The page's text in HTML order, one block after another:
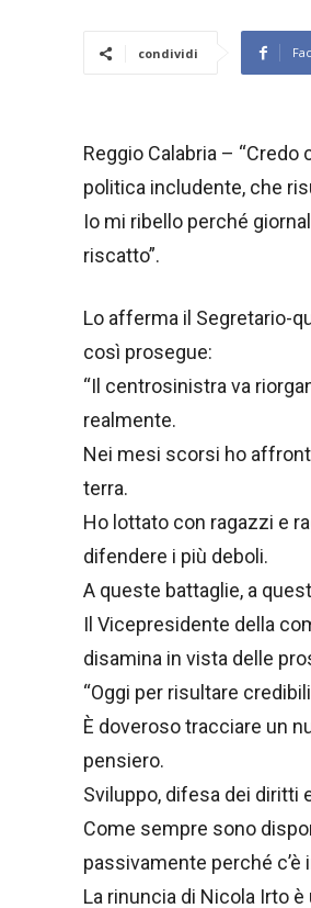
condividi
Reggio Calabria –
politica includente, che
Io mi ribello perché
riscatto”.
Lo afferma il Segretario-
così prosegue:
“Il centrosinistra va
realmente.
Nei mesi scorsi ho
terra.
Ho lottato con ragazzi e
difendere i più deboli.
A queste battaglie, a
Il Vicepresidente della
disamina in vista delle
“Oggi per risultare
È doveroso tracciare un
pensiero.
Sviluppo, difesa dei diritti
Come sempre sono
passivamente perché
La rinuncia di Nicola Irto